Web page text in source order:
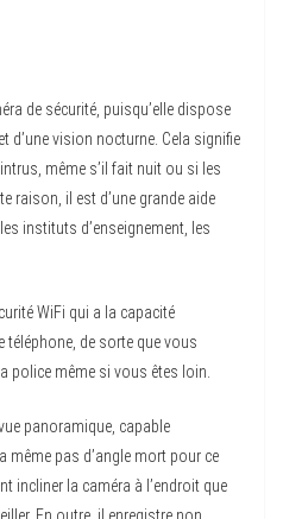
de sécurité, puisqu’elle dispose
d’une vision nocturne. Cela signifie
même s’il fait nuit ou si les
raison, il est d’une grande aide
instituts d’enseignement, les
WiFi qui a la capacité
téléphone, de sorte que vous
police même si vous êtes loin.
panoramique, capable
même pas d’angle mort pour ce
incliner la caméra à l’endroit que